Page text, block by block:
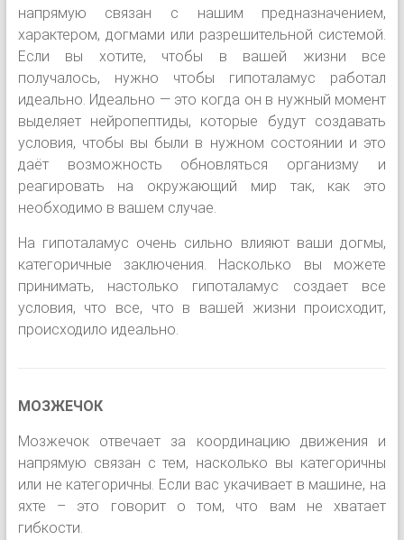
напрямую связан с нашим предназначением,
характером, догмами или разрешительной системой.
Если вы хотите, чтобы в вашей жизни все
получалось, нужно чтобы гипоталамус работал
идеально. Идеально — это когда он в нужный момент
выделяет нейропептиды, которые будут создавать
условия, чтобы вы были в нужном состоянии и это
даёт возможность обновляться организму и
реагировать на окружающий мир так, как это
необходимо в вашем случае.
На гипоталамус очень сильно влияют ваши догмы,
категоричные заключения. Насколько вы можете
принимать, настолько гипоталамус создает все
условия, что все, что в вашей жизни происходит,
происходило идеально.
МОЗЖЕЧОК
Мозжечок отвечает за координацию движения и
напрямую связан с тем, насколько вы категоричны
или не категоричны. Если вас укачивает в машине, на
яхте – это говорит о том, что вам не хватает
гибкости.